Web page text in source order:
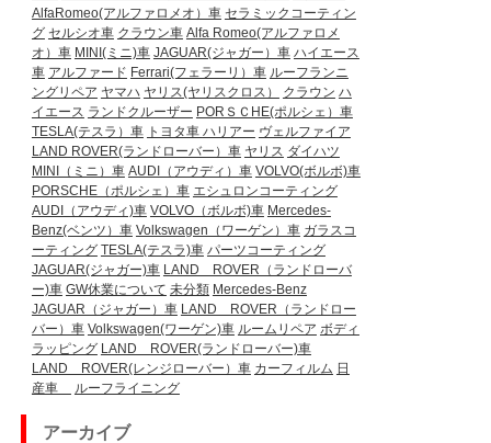
AlfaRomeo(アルファロメオ）車 セラミックコーティン
グ セルシオ車 クラウン車 Alfa Romeo(アルファロメ
オ）車 MINI(ミニ)車 JAGUAR(ジャガー）車 ハイエース
車 アルファード Ferrari(フェラーリ）車 ルーフランニ
ングリペア ヤマハ ヤリス(ヤリスクロス） クラウン ハ
イエース ランドクルーザー PORＳＣHE(ポルシェ）車
TESLA(テスラ）車 トヨタ車 ハリアー ヴェルファイア
LAND ROVER(ランドローバー）車 ヤリス ダイハツ
MINI（ミニ）車 AUDI（アウディ）車 VOLVO(ボルボ)車
PORSCHE（ポルシェ）車 エシュロンコーティング
AUDI（アウディ)車 VOLVO（ボルボ)車 Mercedes-
Benz(ベンツ）車 Volkswagen（ワーゲン）車 ガラスコ
ーティング TESLA(テスラ)車 パーツコーティング
JAGUAR(ジャガー)車 LAND ROVER（ランドローバ
ー)車 GW休業について 未分類 Mercedes-Benz
JAGUAR（ジャガー）車 LAND ROVER（ランドロー
バー）車 Volkswagen(ワーゲン)車 ルームリペア ボディ
ラッピング LAND ROVER(ランドローバー)車
LAND ROVER(レンジローバー）車 カーフィルム 日
産車
ルーフライニング
アーカイブ